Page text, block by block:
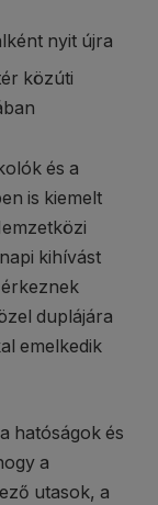
nyit újra
közúti
és a
is kiemelt
kihívást
duplájára
emelkedik
hatóságok és
a
utasok, a